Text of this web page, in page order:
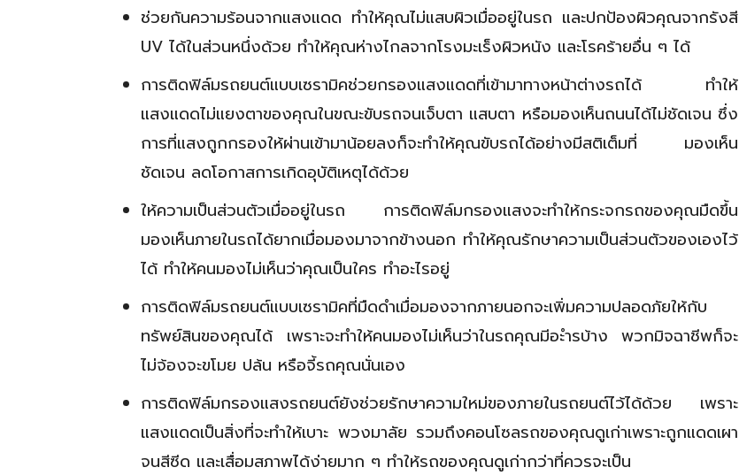
ช่วยกันความร้อนจากแสงแดด ทำให้คุณไม่แสบผิวเมื่ออยู่ในรถ และปกป้องผิวคุณจากรังสี
UV ได้ในส่วนหนึ่งด้วย ทำให้คุณห่างไกลจากโรงมะเร็งผิวหนัง และโรคร้ายอื่น ๆ ได้
การติดฟิล์มรถยนต์แบบเซรามิคช่วยกรองแสงแดดที่เข้ามาทางหน้าต่างรถได้ ทำให้
แสงแดดไม่แยงตาของคุณในขณะขับรถจนเจ็บตา แสบตา หรือมองเห็นถนนได้ไม่ชัดเจน ซึ่ง
การที่แสงถูกกรองให้ผ่านเข้ามาน้อยลงก็จะทำให้คุณขับรถได้อย่างมีสติเต็มที่ มองเห็น
ชัดเจน ลดโอกาสการเกิดอุบัติเหตุได้ด้วย
ให้ความเป็นส่วนตัวเมื่ออยู่ในรถ การติดฟิล์มกรองแสงจะทำให้กระจกรถของคุณมืดขึ้น
มองเห็นภายในรถได้ยากเมื่อมองมาจากข้างนอก ทำให้คุณรักษาความเป็นส่วนตัวของเองไว้
ได้ ทำให้คนมองไม่เห็นว่าคุณเป็นใคร ทำอะไรอยู่
การติดฟิล์มรถยนต์แบบเซรามิคที่มืดดำเมื่อมองจากภายนอกจะเพิ่มความปลอดภัยให้กับ
ทรัพย์สินของคุณได้ เพราะจะทำให้คนมองไม่เห็นว่าในรถคุณมีอะำรบ้าง พวกมิจฉาชีพก็จะ
ไม่จ้องจะขโมย ปล้น หรือจี้รถคุณนั่นเอง
การติดฟิล์มกรองแสงรถยนต์ยังช่วยรักษาความใหม่ของภายในรถยนต์ไว้ได้ด้วย เพราะ
แสงแดดเป็นสิ่งที่จะทำให้เบาะ พวงมาลัย รวมถึงคอนโซลรถของคุณดูเก่าเพราะถูกแดดเผา
จนสีซีด และเสื่อมสภาพได้ง่ายมาก ๆ ทำให้รถของคุณดูเก่ากว่าที่ควรจะเป็น